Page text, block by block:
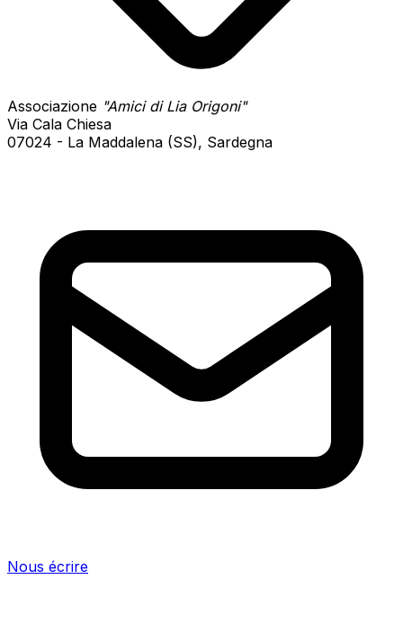
Associazione "Amici di Lia Origoni"
Via Cala Chiesa
07024 - La Maddalena (SS), Sardegna
Nous écrire